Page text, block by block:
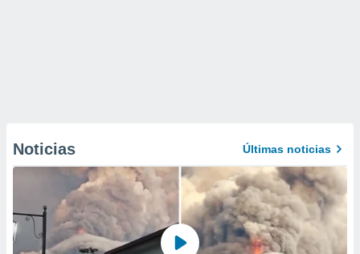
Noticias Últimas noticias